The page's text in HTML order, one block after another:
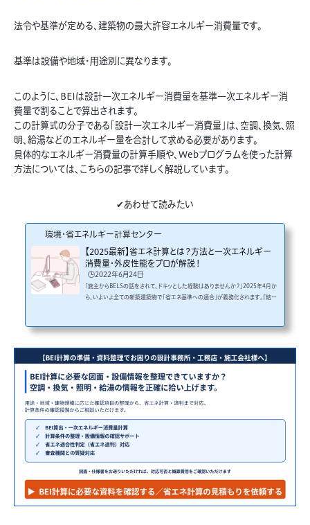
法令や基準が定める、建築物の最大許容エネルギー消費量です。
基準は設備や地域・用途別に異なります。
このように、BEIは設計一次エネルギー消費量を基準一次エネルギー消
費量で割ることで算出されます。
この計算式の分子である「設計一次エネルギー消費量」は、空調、換気、照
明、給湯などのエネルギー量を合計して求める必要があります。
具体的なエネルギー消費量の計算手順や、Webプログラムを使った計算
方法については、こちらの記事で詳しく解説しています。
✔あわせて読みたい
環境・省エネルギー計算センター
【2025最新】省エネ計算とは？方法と一次エネルギー
消費量・外皮性能をプロが解説！
🕒️2022年6月24日
「施主からBELSの話をされて、ドキッとした経験はありませんか？」2025年4月か
ら、いよいよ全ての新築建築物で「省エネ基準への適合」が義務化されます。『結